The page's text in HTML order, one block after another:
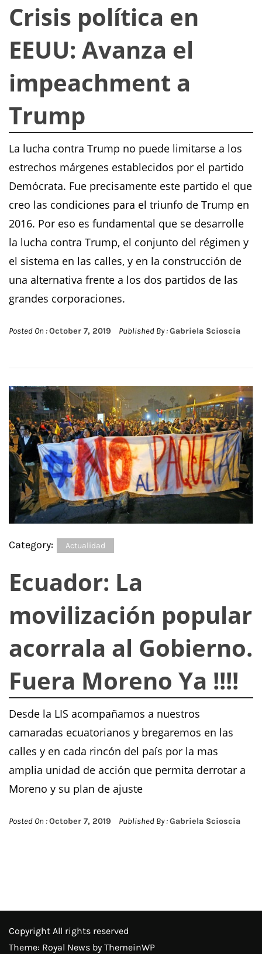
Crisis política en
EEUU: Avanza el
impeachment a
Trump
La lucha contra Trump no puede limitarse a los
estrechos márgenes establecidos por el partido
Demócrata. Fue precisamente este partido el que
creo las condiciones para el triunfo de Trump en
2016. Por eso es fundamental que se desarrolle
la lucha contra Trump, el conjunto del régimen y
el sistema en las calles, y en la construcción de
una alternativa frente a los dos partidos de las
grandes corporaciones.
Posted On :October 7, 2019 Published By :Gabriela Scioscia
Category: Actualidad
Ecuador: La
movilización popular
acorrala al Gobierno.
Fuera Moreno Ya !!!!
Desde la LIS acompañamos a nuestros
camaradas ecuatorianos y bregaremos en las
calles y en cada rincón del país por la mas
amplia unidad de acción que permita derrotar a
Moreno y su plan de ajuste
Posted On :October 7, 2019 Published By :Gabriela Scioscia
Copyright All rights reserved
Theme: Royal News by ThemeinWP